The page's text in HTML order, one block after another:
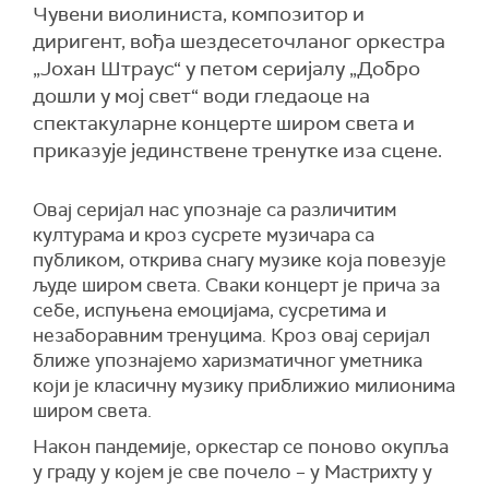
Чувени виолиниста, композитор и
диригент, вођа шездесеточланог оркестра
„Јохан Штраус“ у петом серијалу „Добро
дошли у мој свет“ води гледаоце на
спектакуларне концерте широм света и
приказује јединствене тренутке иза сцене.
Овај серијал нас упознаје са различитим
културама и кроз сусрете музичара са
публиком, открива снагу музике која повезује
људе широм света. Сваки концерт је прича за
себе, испуњена емоцијама, сусретима и
незаборавним тренуцима. Кроз овај серијал
ближе упознајемо харизматичног уметника
који је класичну музику приближио милионима
широм света.
Након пандемије, оркестар се поново окупља
у граду у којем је све почело – у Мастрихту у